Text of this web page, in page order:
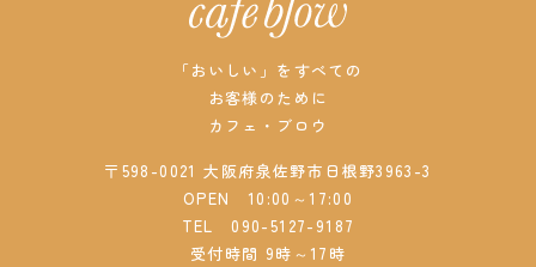
「おいしい」をすべての
お客様のために
カフェ・ブロウ
〒598-0021 大阪府泉佐野市日根野3963-3
OPEN 10:00～17:00
TEL090-5127-9187
受付時間 9時～17時